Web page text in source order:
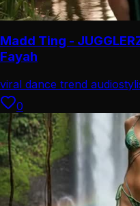
Madd Ting -
Fayah
viral dance trend audio
0